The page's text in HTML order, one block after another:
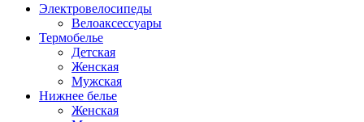
Электровелосипеды
Велоаксессуары
Термобелье
Детская
Женская
Мужская
Нижнее белье
Женская